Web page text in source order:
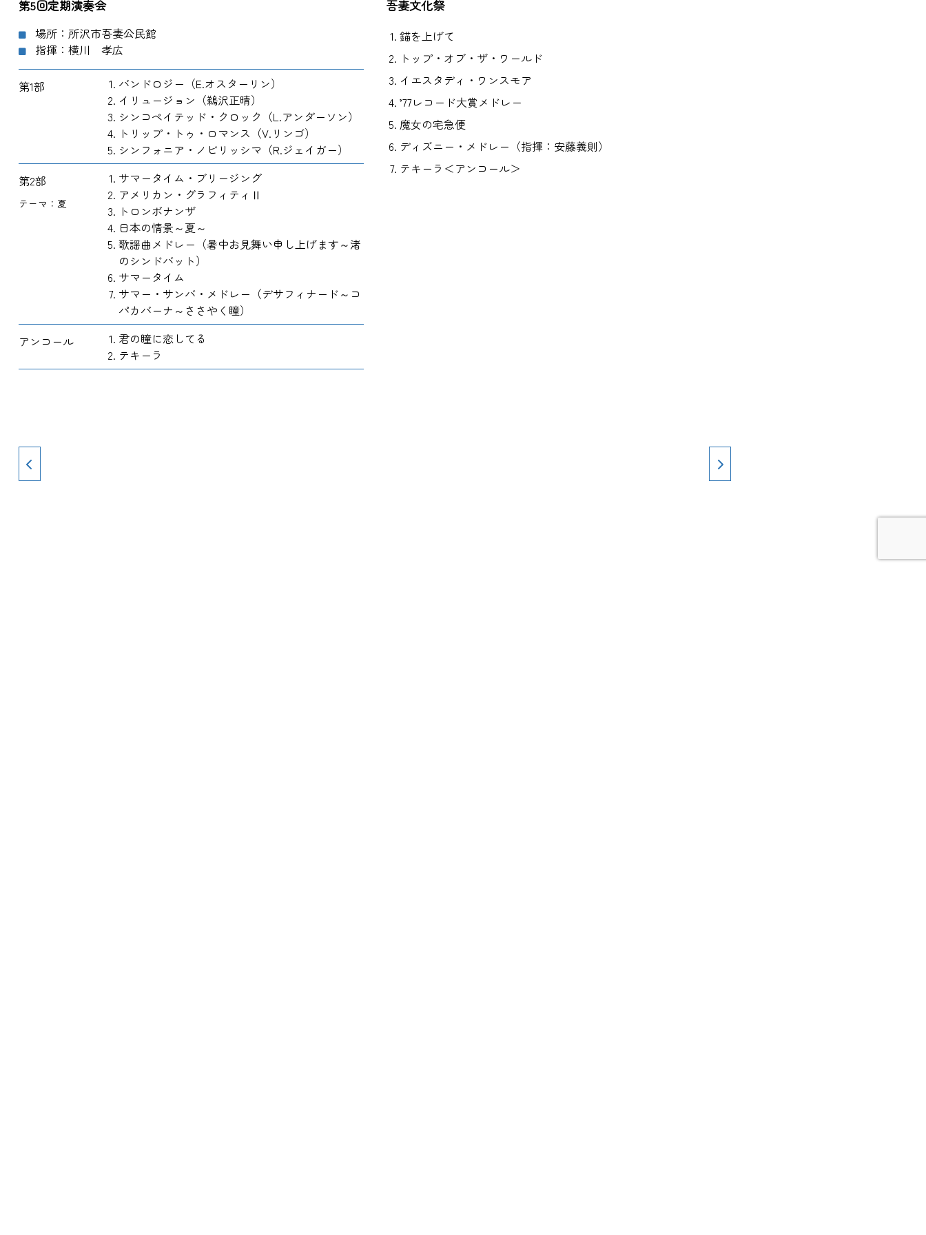
第5回定期演奏会
場所：所沢市吾妻公民館
指揮：横川 孝広
第1部
バンドロジー（E.オスターリン）
イリュージョン（鵜沢正晴）
シンコペイテッド・クロック（L.アンダーソン）
トリップ・トゥ・ロマンス（V.リンゴ）
シンフォニア・ノビリッシマ（R.ジェイガー）
第2部
テーマ：夏
サマータイム・ブリージング
アメリカン・グラフィティⅡ
トロンボナンザ
日本の情景～夏～
歌謡曲メドレー（暑中お見舞い申し上げます～渚
のシンドバット）
サマータイム
サマー・サンバ・メドレー（デサフィナード～コ
パカバーナ～ささやく瞳）
アンコール
君の瞳に恋してる
テキーラ
吾妻文化祭
錨を上げて
トップ・オブ・ザ・ワールド
イエスタディ・ワンスモア
’77レコード大賞メドレー
魔女の宅急便
ディズニー・メドレー（指揮：安藤義則）
テキーラ＜アンコール＞
稿
ナ